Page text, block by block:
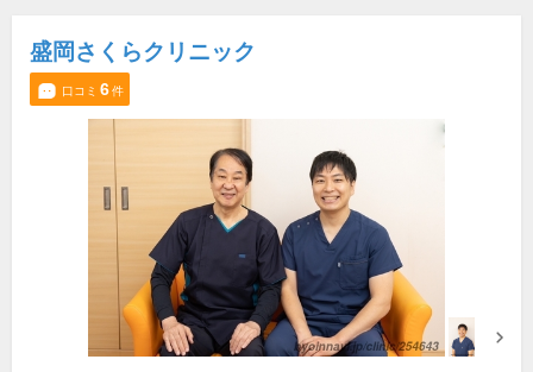
盛岡さくらクリニック
口コミ 6件